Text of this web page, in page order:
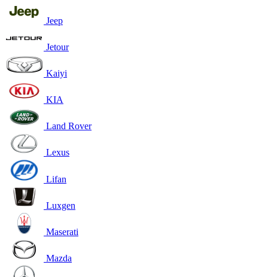
Jeep
Jetour
Kaiyi
KIA
Land Rover
Lexus
Lifan
Luxgen
Maserati
Mazda